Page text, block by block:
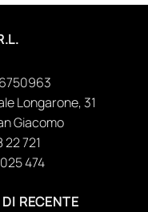
Longarone, 31
Giacomo
721
474
RECENTE